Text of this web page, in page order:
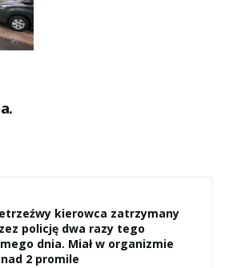
kierowca zatrzymany
policję dwa razy tego
dnia. Miał w organizmie
2 promile